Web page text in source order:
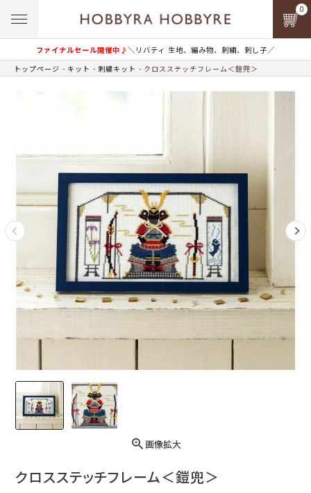
ファイナルセール開催中♪＼リバティ 生地、編み物、刺繍、刺し子／
0
トップページ キット 刺繍キット クロスステッチフレーム＜鎧兜＞
画像拡大
クロスステッチフレーム＜鎧兜＞